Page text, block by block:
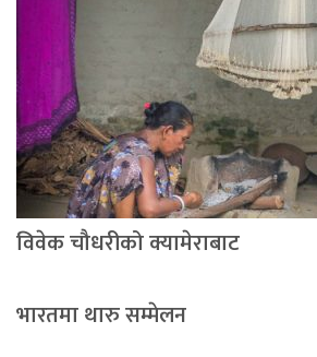
विवेक चौधरीको क्यामेराबाट
भारतमा थारु सम्मेलन